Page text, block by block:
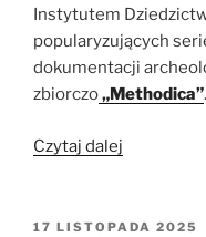
Instytutem
popularyzujących
dokumentacji
zbiorczo„Methodica”.
Czytaj dalej
w
OPUBLIKOWANE
17 LISTOPADA 2025